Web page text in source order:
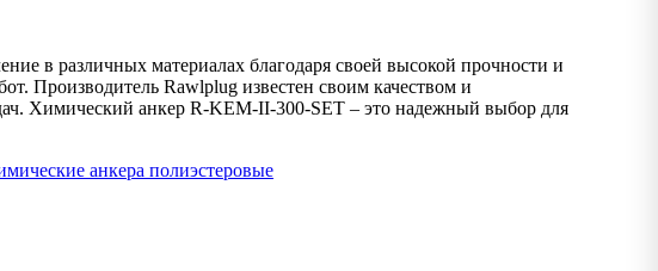
в различных материалах благодаря своей высокой прочности и
Производитель Rawlplug известен своим качеством и
Химический анкер R-KEM-II-300-SET – это надежный выбор для
анкера полиэстеровые